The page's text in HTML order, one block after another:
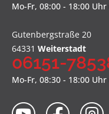
Mo-Fr, 08:00 - 18:00
Gutenbergstraße 20
64331 Weiterstadt
06151-
Mo-Fr, 08:30 - 18:00